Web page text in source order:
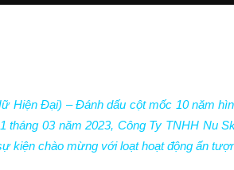
Hiện Đại) – Đánh dấu cột mốc 10 năm
tháng 03 năm 2023, Công Ty TNHH Nu
kiện chào mừng với loạt hoạt động ấn